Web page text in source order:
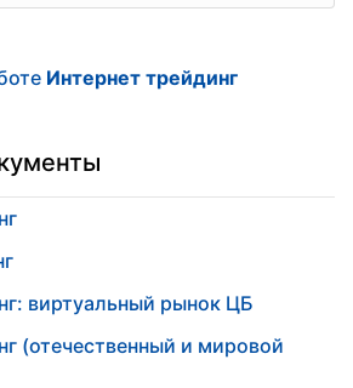
Интернет трейдинг
виртуальный рынок ЦБ
(отечественный и мировой